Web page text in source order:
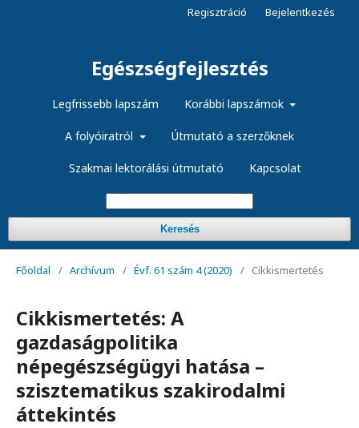
Egészségfejlesztés
Legfrissebb lapszám Korábbi lapszámok
A folyóiratról Útmutató a szerzőknek
Szakmai lektorálási útmutató Kapcsolat
Keresés
Regisztráció Bejelentkezés
Főoldal / Archívum / Évf. 61 szám 4 (2020) / Cikkismertetés
Cikkismertetés: A
gazdaságpolitika
népegészségügyi hatása –
szisztematikus szakirodalmi
áttekintés